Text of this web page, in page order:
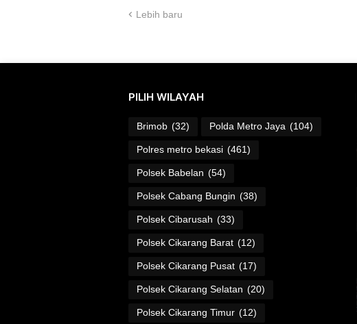
Lebih baru
PILIH WILAYAH
Brimob (32) Polda Metro Jaya (104)
Polres metro bekasi (461)
Polsek Babelan (54)
Polsek Cabang Bungin (38)
Polsek Cibarusah (33)
Polsek Cikarang Barat (12)
Polsek Cikarang Pusat (17)
Polsek Cikarang Selatan (20)
Polsek Cikarang Timur (12)